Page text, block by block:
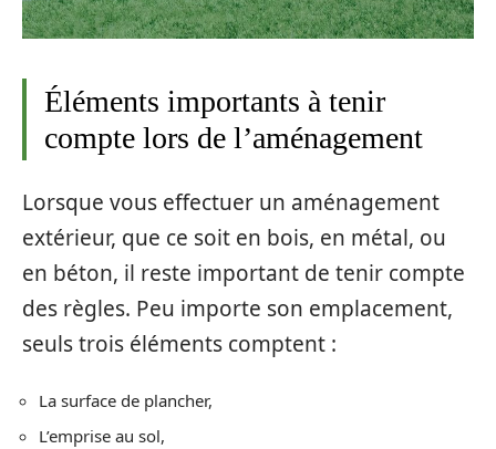
Éléments importants à tenir
compte lors de l’aménagement
Lorsque vous effectuer un aménagement
extérieur, que ce soit en bois, en métal, ou
en béton, il reste important de tenir compte
des règles. Peu importe son emplacement,
seuls trois éléments comptent :
La surface de plancher,
L’emprise au sol,